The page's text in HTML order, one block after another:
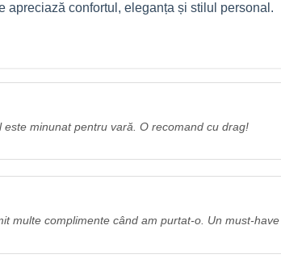
apreciază confortul, eleganța și stilul personal.
minunat pentru vară. O recomand cu drag!
multe complimente când am purtat-o. Un must-